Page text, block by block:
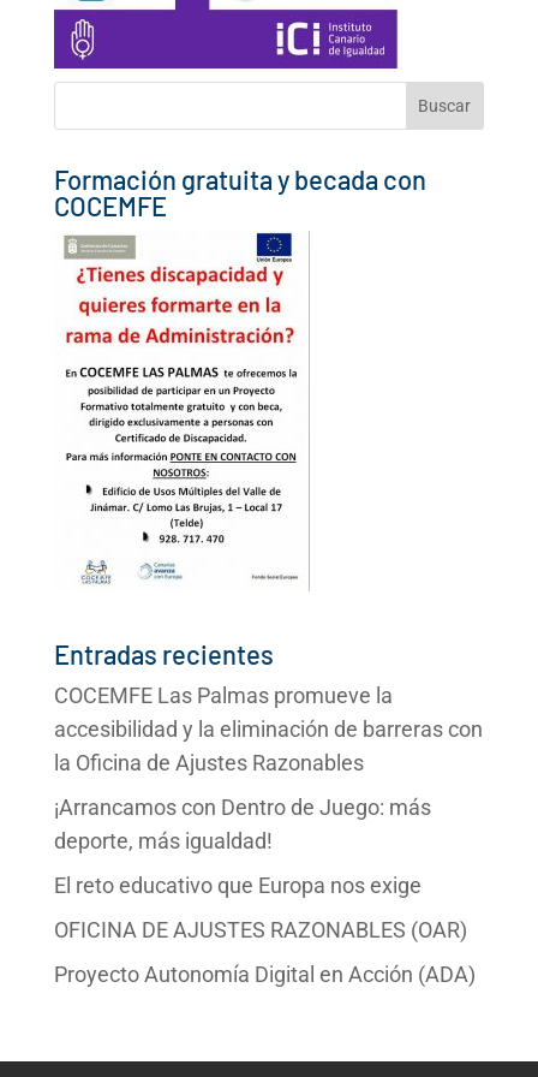
Formación gratuita y becada con
COCEMFE
Entradas recientes
COCEMFE Las Palmas promueve la
accesibilidad y la eliminación de barreras con
la Oficina de Ajustes Razonables
¡Arrancamos con Dentro de Juego: más
deporte, más igualdad!
El reto educativo que Europa nos exige
OFICINA DE AJUSTES RAZONABLES (OAR)
Proyecto Autonomía Digital en Acción (ADA)